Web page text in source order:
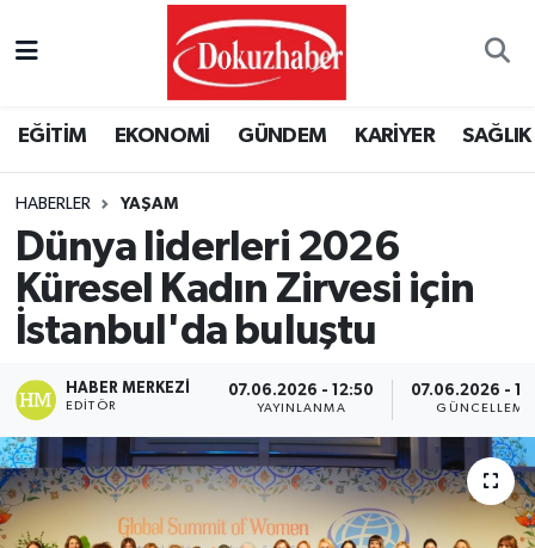
EĞİTİM EKONOMİ GÜNDEM KARİYER SAĞLIK
HABERLER YAŞAM
Dünya liderleri 2026
Küresel Kadın Zirvesi için
İstanbul'da buluştu
HABER MERKEZI
EDITÖR
07.06.2026 - 12:50
YAYINLANMA
07.06.2026 -
GÜNCELLEME
Puan Durumu ve Fikstür
Tüm Manşetler
Son Dakika Haberleri
Haber Arşivi